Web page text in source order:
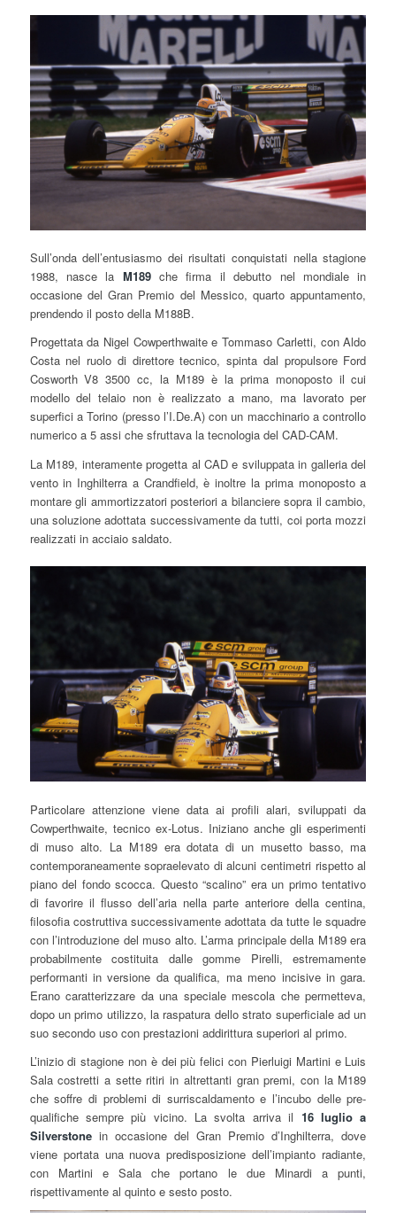
Sull’onda dell’entusiasmo dei risultati conquistati nella stagione
1988, nasce la M189che firma il debutto nel mondiale in
occasione del Gran Premio del Messico, quarto appuntamento,
prendendo il posto della M188B.
Progettata da Nigel Cowperthwaite e Tommaso Carletti, con Aldo
Costa nel ruolo di direttore tecnico, spinta dal propulsore Ford
Cosworth V8 3500 cc, la M189 è la prima monoposto il cui
modello del telaio non è realizzato a mano, ma lavorato per
superfici a Torino (presso l’I.De.A) con un macchinario a controllo
numerico a 5 assi che sfruttava la tecnologia del CAD-CAM.
La M189, interamente progetta al CAD e sviluppata in galleria del
vento in Inghilterra a Crandfield, è inoltre la prima monoposto a
montare gli ammortizzatori posteriori a bilanciere sopra il cambio,
una soluzione adottata successivamente da tutti, coi porta mozzi
realizzati in acciaio saldato.
Particolare attenzione viene data ai profili alari, sviluppati da
Cowperthwaite, tecnico ex-Lotus. Iniziano anche gli esperimenti
di muso alto. La M189 era dotata di un musetto basso, ma
contemporaneamente sopraelevato di alcuni centimetri rispetto al
piano del fondo scocca. Questo “scalino” era un primo tentativo
di favorire il flusso dell’aria nella parte anteriore della centina,
filosofia costruttiva successivamente adottata da tutte le squadre
con l’introduzione del muso alto. L’arma principale della M189 era
probabilmente costituita dalle gomme Pirelli, estremamente
performanti in versione da qualifica, ma meno incisive in gara.
Erano caratterizzare da una speciale mescola che permetteva,
dopo un primo utilizzo, la raspatura dello strato superficiale ad un
suo secondo uso con prestazioni addirittura superiori al primo.
L’inizio di stagione non è dei più felici con Pierluigi Martini e Luis
Sala costretti a sette ritiri in altrettanti gran premi, con la M189
che soffre di problemi di surriscaldamento e l’incubo delle pre-
qualifiche sempre più vicino. La svolta arriva il 16 luglio a
Silverstonein occasione del Gran Premio d’Inghilterra, dove
viene portata una nuova predisposizione dell’impianto radiante,
con Martini e Sala che portano le due Minardi a punti,
rispettivamente al quinto e sesto posto.